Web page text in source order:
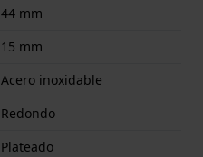
44 mm
15 mm
Acero inoxidable
Redondo
Plateado